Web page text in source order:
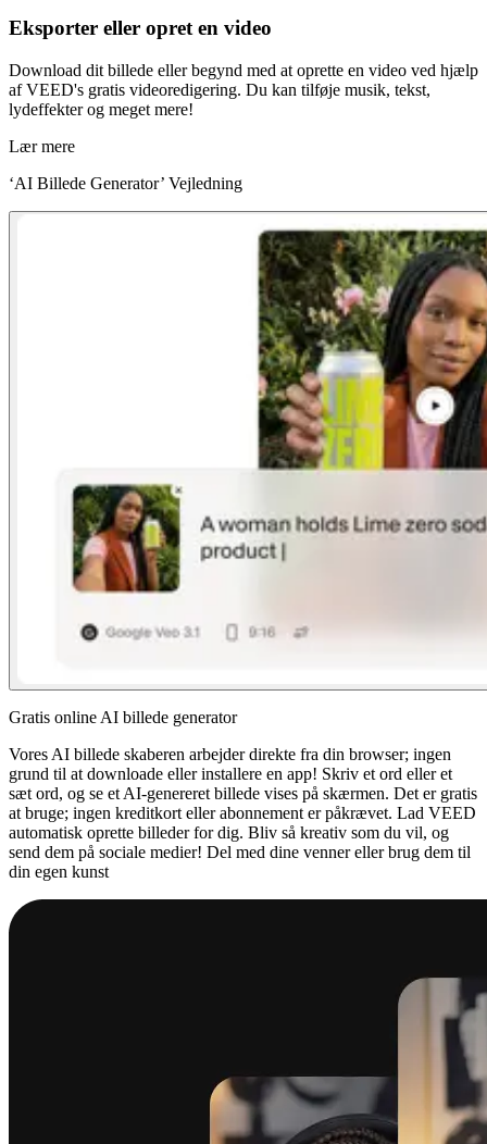
Eksporter eller opret en video
Download dit billede eller begynd med at oprette en video ved hjælp
af VEED's gratis videoredigering. Du kan tilføje musik, tekst,
lydeffekter og meget mere!
Lær mere
‘AI Billede Generator’ Vejledning
Gratis online AI billede generator
Vores AI billede skaberen arbejder direkte fra din browser; ingen
grund til at downloade eller installere en app! Skriv et ord eller et
sæt ord, og se et AI-genereret billede vises på skærmen. Det er gratis
at bruge; ingen kreditkort eller abonnement er påkrævet. Lad VEED
automatisk oprette billeder for dig. Bliv så kreativ som du vil, og
send dem på sociale medier! Del med dine venner eller brug dem til
din egen kunst